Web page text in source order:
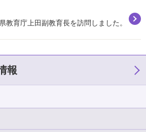
育庁上田副教育長を訪問しました。
報